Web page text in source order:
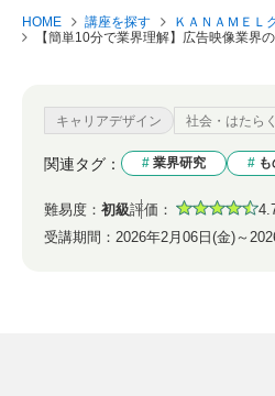
HOME 講座を探す
ＫＡＮＡＭＥＬ
【簡単10分で業界理解】広告映像業界
キャリアデザイン 社会・はたら
関連タグ： 業界研究
難易度： 初級評価：
受講期間： 2026年2月06日(金)～